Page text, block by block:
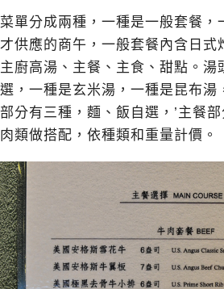
菜單分成兩種，一種是一般套餐，
才供應的商午，一般套餐內含日式
主廚高湯、主餐、主食、甜點。湯
選，一種是玄米湯，一種是昆布湯
部分有三種，麵、飯自選，’主餐
肉類做搭配，依種類和重量計價。